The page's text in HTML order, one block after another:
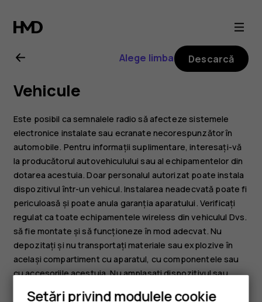
Ghid
de
utilizare
Nokia
G21
Alege limba Descarcă
Vehicule
Este posibil ca semnalele radio să afecteze sistemele
electronice instalate sau ecranate necorespunzător în
automobile. Pentru informații suplimentare, interesați-vă
la producătorul autovehiculului sau al echipamentelor din
dotarea acestuia. Doar personalul autorizat poate instala
dispozitivul într-un vehicul. Instalarea neadecvată poate fi
periculoasă și poate anula garanția aparatului. Verificați
regulat ca toate echipamentele wireless din vehiculul Dvs.
să fie montate și să funcționeze în mod adecvat. Nu
depozitați și nu transportați materiale sau explozive în
același compartiment cu aparatul, cu componentele sau
cu accesoriile acestuia. Nu amplasați dispozitivul sau
Setări privind modulele cookie